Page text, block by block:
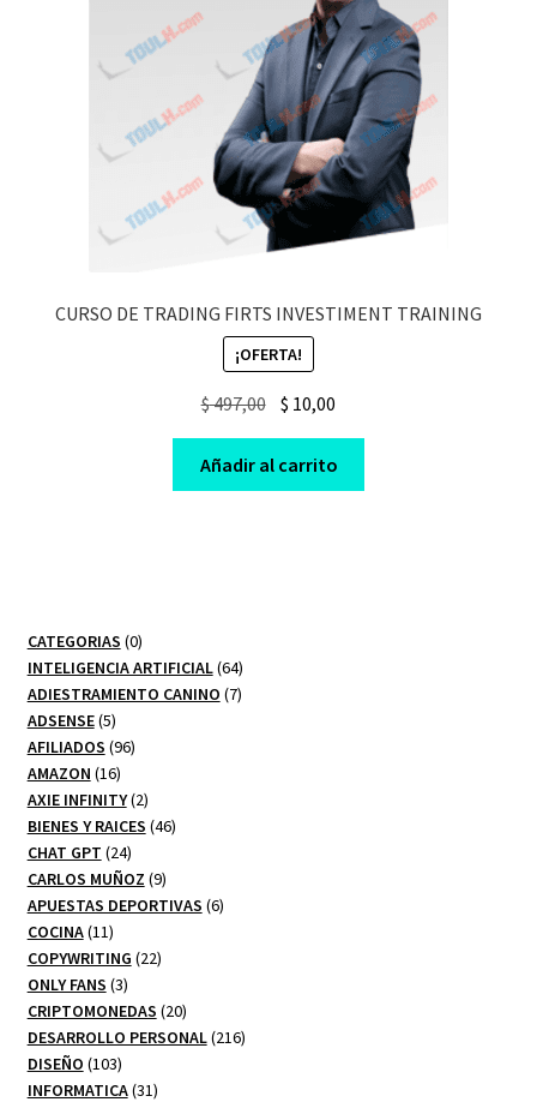
CURSO DE TRADING FIRTS INVESTIMENT TRAINING
¡OFERTA!
$497,00 Original
was:
$ 497,00.
$ 10,00
is:
$ 10,00.
Añadir al carrito
CATEGORIAS 00
productos
INTELIGENCIA ARTIFICIAL 6464
productos
ADIESTRAMIENTO CANINO 77
ADSENSE 55
productos
AFILIADOS 9696
AMAZON 1616
productos
AXIE INFINITY 22
productos
BIENES Y RAICES 4646
CHAT GPT 2424
productos
CARLOS MUÑOZ 99
productos
APUESTAS DEPORTIVAS 66
COCINA 1111
productos
COPYWRITING 2222
ONLY FANS 33
productos
CRIPTOMONEDAS 2020
productos
DESARROLLO PERSONAL 216216
DISEÑO 103103
productos
INFORMATICA 3131